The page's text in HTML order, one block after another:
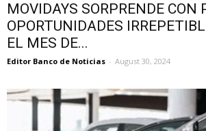
MOVIDAYS SORPRENDE CON
OPORTUNIDADES
EL MES DE...
Editor Banco de Noticias - August 30, 2024